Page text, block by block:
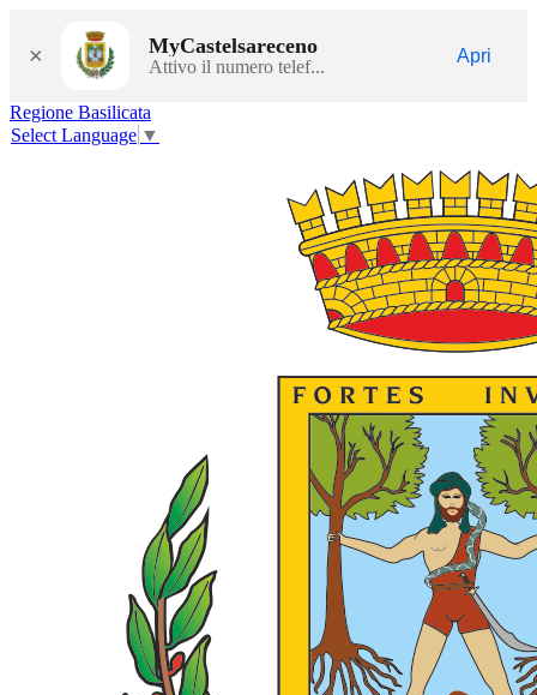
× MyCastelsareceno
Attivo il numero telef...
Apri
Regione Basilicata
Select Language ▼